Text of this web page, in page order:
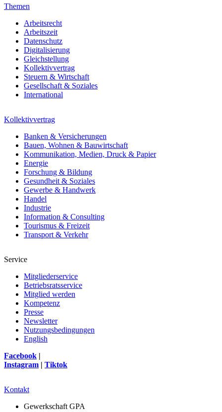
Themen
Arbeitsrecht
Arbeitszeit
Datenschutz
Digitalisierung
Gleichstellung
Kollektivvertrag
Steuern & Wirtschaft
Gesellschaft & Soziales
International
Kollektivvertrag
Banken & Versicherungen
Bauen, Wohnen & Bauwirtschaft
Kommunikation, Medien, Druck & Papier
Energie
Forschung & Bildung
Gesundheit & Soziales
Gewerbe & Handwerk
Handel
Industrie
Information & Consulting
Tourismus & Freizeit
Transport & Verkehr
Service
Mitgliederservice
Betriebsratsservice
Mitglied werden
Kompetenz
Presse
Newsletter
Nutzungsbedingungen
English
Facebook |
Instagram | Tiktok
Kontakt
Gewerkschaft GPA